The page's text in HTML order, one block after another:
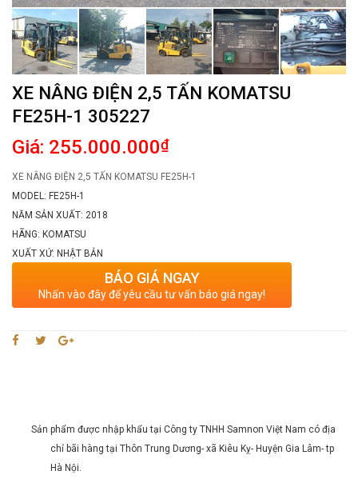
XE NÂNG ĐIỆN 2,5 TẤN KOMATSU
FE25H-1 305227
Giá: 255.000.000₫
XE NÂNG ĐIỆN 2,5 TẤN KOMATSU FE25H-1
MODEL: FE25H-1
NĂM SẢN XUẤT: 2018
HÃNG: KOMATSU
XUẤT XỨ: NHẬT BẢN
BÁO GIÁ NGAY
Nhấn vào đây để yêu cầu tư vấn báo giá ngay!
Sản phẩm được nhập khẩu tại Công ty TNHH Samnon Việt Nam có địa
chỉ bãi hàng tại Thôn Trung Dương- xã Kiêu Kỵ- Huyện Gia Lâm- tp
Hà Nội.